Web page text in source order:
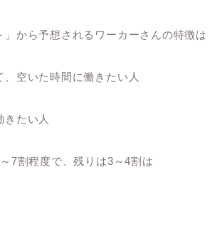
から予想されるワーカーさんの特徴は
空いた時間に働きたい人
たい人
7割程度で、残りは3～4割は